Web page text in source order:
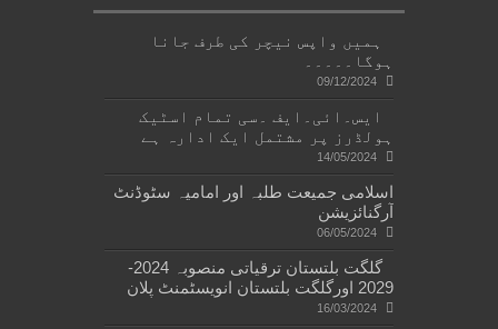
ہمیں واپس نیچر کی طرف جانا
ہوگا۔۔۔۔۔
09/12/2024
ایس۔ائی۔ایف ۔سی تمام اسٹیک
ہولڈرز پر مشتمل ایک ادارہ ہے
14/05/2024
اسلامی جمیعت طلبہ اور امامیہ سٹوڈنٹ
آرگنائزیشن
06/05/2024
گلگت بلتستان ترقیاتی منصوبہ 2024-
2029 اورگلگت بلتستان انویسٹمنٹ پلان
16/03/2024